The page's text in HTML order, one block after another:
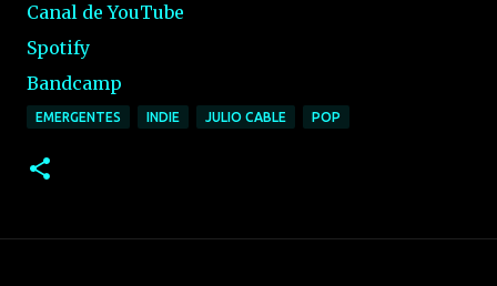
Canal de YouTube
Spotify
Bandcamp
EMERGENTES INDIE JULIO CABLE POP